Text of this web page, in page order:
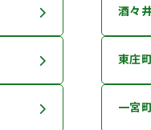
酒々
東庄町
一宮町